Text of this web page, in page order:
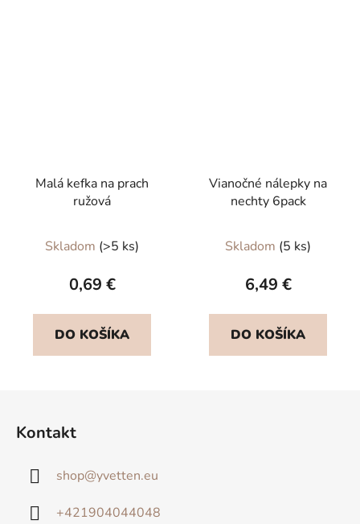
Malá kefka na prach
ružová
Skladom (>5 ks)
0,69 €
DO KOŠÍKA
Vianočné nálepky na
nechty 6pack
Skladom (5 ks)
6,49 €
DO KOŠÍKA
Kontakt
shop@yvetten.eu
+421904044048